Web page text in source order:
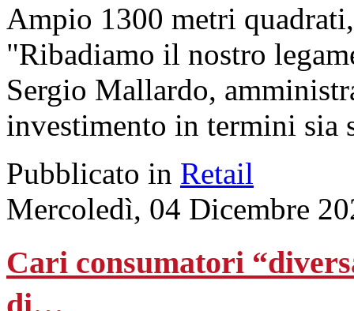
Ampio 1300 metri
"Ribadiamo il nostro
Sergio Mallardo,
investimento in termini sia
Pubblicato in Retail
Mercoledì, 04 Dicembre
Cari consumatori